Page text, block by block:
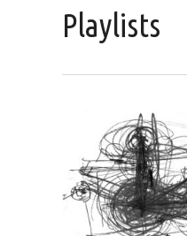
Playlists